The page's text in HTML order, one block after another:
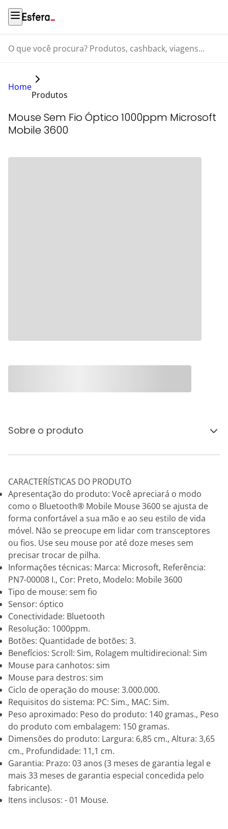
O que você procura? Produtos, cashback, viagens...
Home
Produtos
Mouse Sem Fio Óptico 1000ppm Microsoft
Mobile 3600
Sobre o produto
CARACTERÍSTICAS DO PRODUTO
Apresentação do produto: Você apreciará o modo
como o Bluetooth® Mobile Mouse 3600 se ajusta de
forma confortável a sua mão e ao seu estilo de vida
móvel. Não se preocupe em lidar com transceptores
ou fios. Use seu mouse por até doze meses sem
precisar trocar de pilha.
Informações técnicas: Marca: Microsoft, Referência:
PN7-00008 I., Cor: Preto, Modelo: Mobile 3600
Tipo de mouse: sem fio
Sensor: óptico
Conectividade: Bluetooth
Resolução: 1000ppm.
Botões: Quantidade de botões: 3.
Benefícios: Scroll: Sim, Rolagem multidirecional: Sim
Mouse para canhotos: sim
Mouse para destros: sim
Ciclo de operação do mouse: 3.000.000.
Requisitos do sistema: PC: Sim., MAC: Sim.
Peso aproximado: Peso do produto: 140 gramas., Peso
do produto com embalagem: 150 gramas.
Dimensões do produto: Largura: 6,85 cm., Altura: 3,65
cm., Profundidade: 11,1 cm.
Garantia: Prazo: 03 anos (3 meses de garantia legal e
mais 33 meses de garantia especial concedida pelo
fabricante).
Itens inclusos: - 01 Mouse.